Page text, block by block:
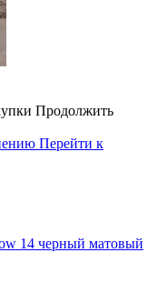
Продолжить
Перейти к
14 черный матовый